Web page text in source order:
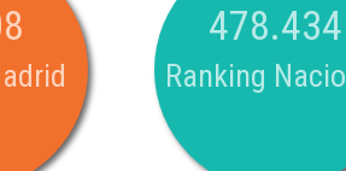
478.434
Ranking